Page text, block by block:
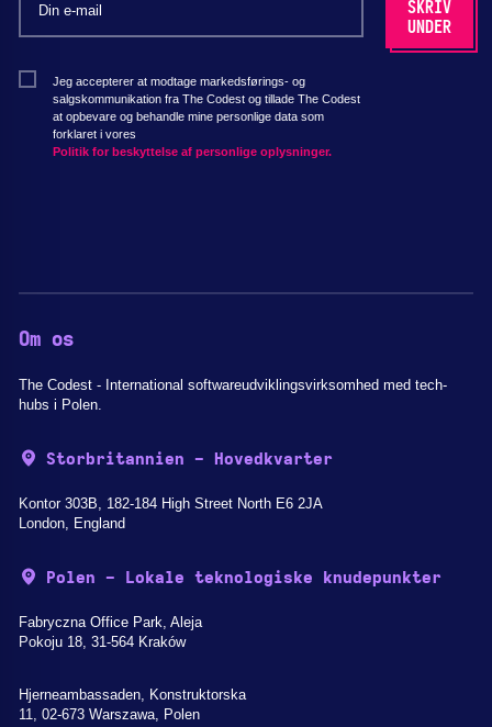
Jeg accepterer at modtage markedsførings- og
salgskommunikation fra The Codest og tillade The Codest
at opbevare og behandle mine personlige data som
forklaret i vores
Politik for beskyttelse af personlige oplysninger.
Om os
The Codest - International softwareudviklingsvirksomhed med tech-
hubs i Polen.
Storbritannien - Hovedkvarter
Kontor 303B, 182-184 High Street North E6 2JA
London, England
Polen - Lokale teknologiske knudepunkter
Fabryczna Office Park, Aleja
Pokoju 18, 31-564 Kraków
Hjerneambassaden, Konstruktorska
11, 02-673 Warszawa, Polen